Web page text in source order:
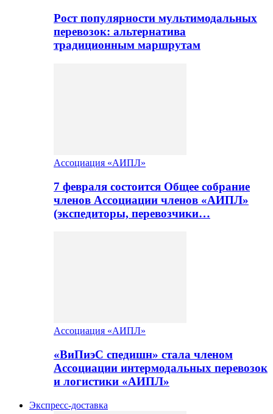
Рост популярности мультимодальных
перевозок: альтернатива
традиционным маршрутам
Ассоциация «АИПЛ»
7 февраля состоится Общее собрание
членов Ассоциации членов «АИПЛ»
(экспедиторы, перевозчики…
Ассоциация «АИПЛ»
«ВиПиэС спедишн» стала членом
Ассоциации интермодальных перевозок
и логистики «АИПЛ»
Экспресс-доставка